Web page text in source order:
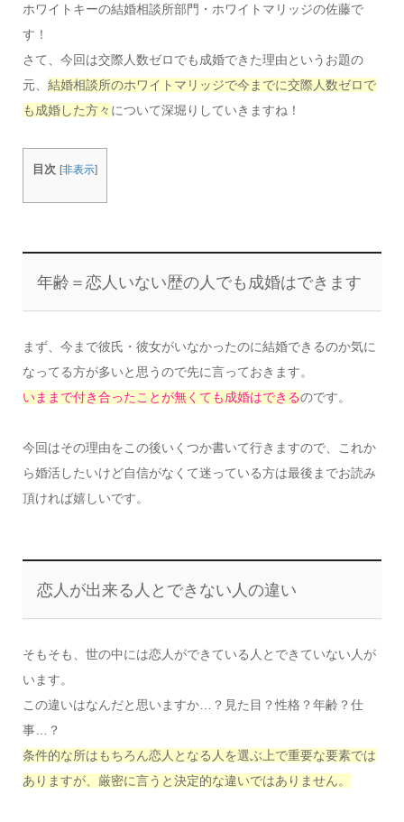
ホワイトキーの結婚相談所部門・ホワイトマリッジの佐藤で
す！
さて、今回は交際人数ゼロでも成婚できた理由というお題の
元、 結婚相談所のホワイトマリッジで今までに交際人数ゼロで
も成婚した方々 について深堀りしていきますね！
目次 [非表示]
年齢＝恋人いない歴の人でも成婚はできます
まず、今まで彼氏・彼女がいなかったのに結婚できるのか気に
なってる方が多いと思うので先に言っておきます。
いままで付き合ったことが無くても成婚はできるのです。
今回はその理由をこの後いくつか書いて行きますので、これか
ら婚活したいけど自信がなくて迷っている方は最後までお読み
頂ければ嬉しいです。
恋人が出来る人とできない人の違い
そもそも、世の中には恋人ができている人とできていない人が
います。
この違いはなんだと思いますか…？見た目？性格？年齢？仕
事…？
条件的な所はもちろん恋人となる人を選ぶ上で重要な要素では
ありますが、厳密に言うと決定的な違いではありません。